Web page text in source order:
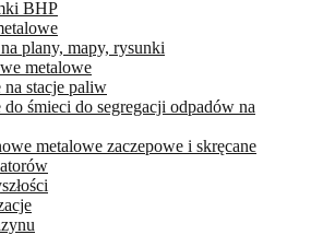
BHP
plany, mapy, rysunki
metalowe
stacje paliw
śmieci do segregacji odpadów na
metalowe zaczepowe i skręcane